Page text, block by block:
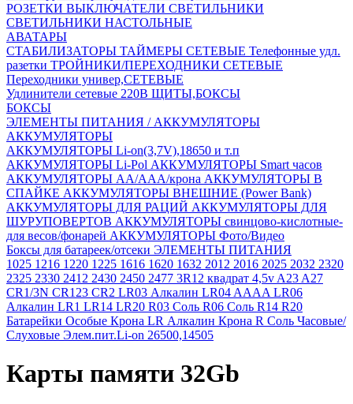
РОЗЕТКИ ВЫКЛЮЧАТЕЛИ СВЕТИЛЬНИКИ
СВЕТИЛЬНИКИ НАСТОЛЬНЫЕ
АВАТАРЫ
СТАБИЛИЗАТОРЫ ТАЙМЕРЫ СЕТЕВЫЕ Телефонные удл.
разетки ТРОЙНИКИ/ПЕРЕХОДНИКИ СЕТЕВЫЕ
Переходники универ,СЕТЕВЫЕ
Удлинители сетевые 220В ЩИТЫ,БОКСЫ
БОКСЫ
ЭЛЕМЕНТЫ ПИТАНИЯ / АККУМУЛЯТОРЫ
АККУМУЛЯТОРЫ
АККУМУЛЯТОРЫ Li-on(3,7V),18650 и т.п
АККУМУЛЯТОРЫ Li-Pol АККУМУЛЯТОРЫ Smart часов
АККУМУЛЯТОРЫ АА/ААА/крона АККУМУЛЯТОРЫ В
СПАЙКЕ АККУМУЛЯТОРЫ ВНЕШНИЕ (Power Bank)
АККУМУЛЯТОРЫ ДЛЯ РАЦИЙ АККУМУЛЯТОРЫ ДЛЯ
ШУРУПОВЕРТОВ АККУМУЛЯТОРЫ свинцово-кислотные-
для весов/фонарей АККУМУЛЯТОРЫ Фото/Видео
Боксы для батареек/отсеки ЭЛЕМЕНТЫ ПИТАНИЯ
1025 1216 1220 1225 1616 1620 1632 2012 2016 2025 2032 2320
2325 2330 2412 2430 2450 2477 3R12 квадрат 4,5v A23 A27
CR1/3N CR123 CR2 LR03 Алкалин LR04 AAAA LR06
Алкалин LR1 LR14 LR20 R03 Соль R06 Соль R14 R20
Батарейки Особые Крона LR Алкалин Крона R Соль Часовые/
Слуховые Элем.пит.Li-on 26500,14505
Карты памяти 32Gb